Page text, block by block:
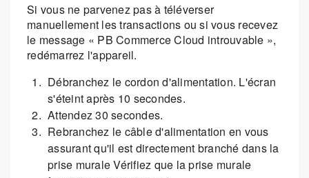
Si vous ne parvenez pas à téléverser
manuellement les transactions ou si vous recevez
le message « PB Commerce Cloud introuvable »,
redémarrez l'appareil.
Débranchez le cordon d'alimentation. L'écran
s'éteint après 10 secondes.
Attendez 30 secondes.
Rebranchez le câble d'alimentation en vous
assurant qu'il est directement branché dans la
prise murale Vérifiez que la prise murale